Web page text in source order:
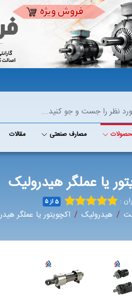
مصارف صنعتی مقالات
یا عملگر هیدرولیک
: 5 از ۵
هیدرولیک اکچویتور یا عملگر